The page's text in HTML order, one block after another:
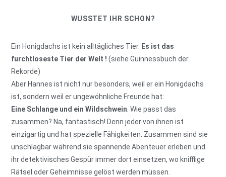
WUSSTET IHR SCHON?
Ein Honigdachs ist kein alltägliches Tier. Es ist das
furchtloseste Tier der Welt ! (siehe Guinnessbuch der
Rekorde)
Aber Hannes ist nicht nur besonders, weil er ein Honigdachs
ist, sondern weil er ungewöhnliche Freunde hat:
Eine Schlange und ein Wildschwein . Wie passt das
zusammen? Na, fantastisch! Denn jeder von ihnen ist
einzigartig und hat spezielle Fähigkeiten. Zusammen sind sie
unschlagbar während sie spannende Abenteuer erleben und
ihr detektivisches Gespür immer dort einsetzen, wo knifflige
Rätsel oder Geheimnisse gelöst werden müssen.